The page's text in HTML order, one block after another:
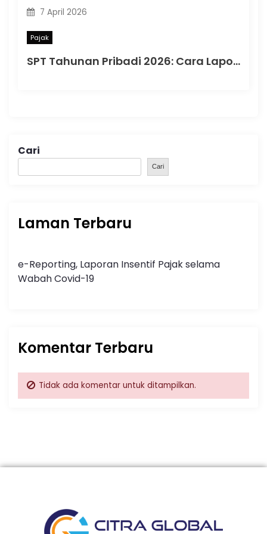
7 April 2026
Pajak
SPT Tahunan Pribadi 2026: Cara Lapor yang Aman dan Tepat di Era Coretax
Cari
Cari
Laman Terbaru
e-Reporting, Laporan Insentif Pajak selama
Wabah Covid-19
Komentar Terbaru
Tidak ada komentar untuk ditampilkan.